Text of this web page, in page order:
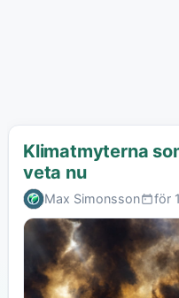
Klimatmyterna
veta nu
Max Simonsson för